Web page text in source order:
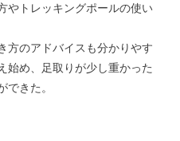
やトレッキングポールの使い
方のアドバイスも分かりやす
始め、足取りが少し重かった
できた。